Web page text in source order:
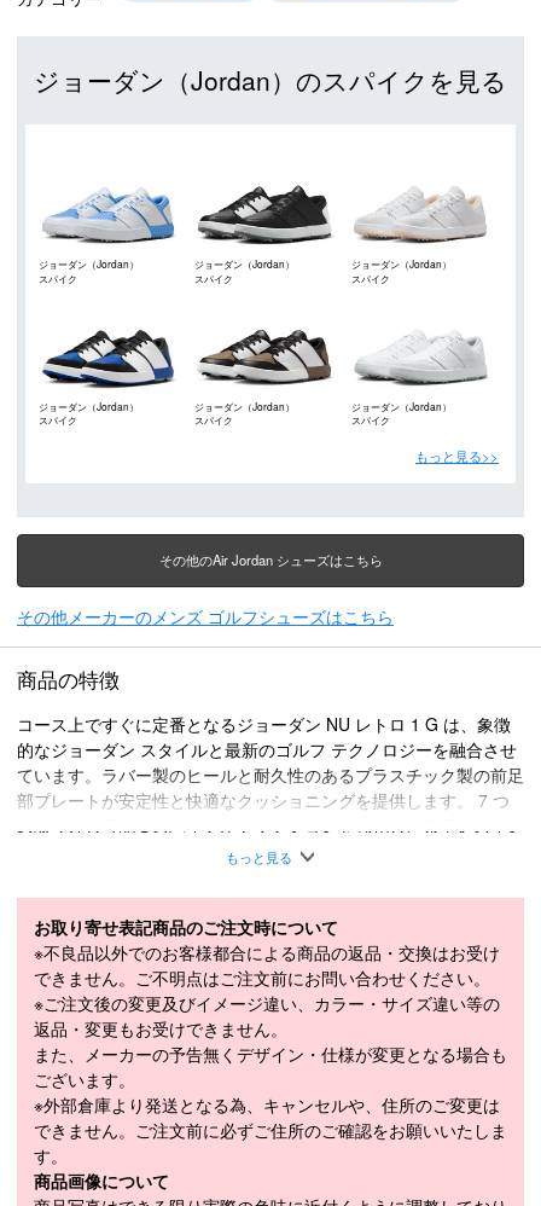
ジョーダン（Jordan）のスパイクを見る
ジョーダン（Jordan）
スパイク
ジョーダン（Jordan）
スパイク
ジョーダン（Jordan）
スパイク
ジョーダン（Jordan）
スパイク
ジョーダン（Jordan）
スパイク
ジョーダン（Jordan）
スパイク
もっと見る>>
その他のAir Jordan シューズはこちら
その他メーカーのメンズ ゴルフシューズはこちら
商品の特徴
コース上ですぐに定番となるジョーダン NU レトロ 1 G は、象徴
的なジョーダン スタイルと最新のゴルフ テクノロジーを融合させ
ています。ラバー製のヒールと耐久性のあるプラスチック製の前足
部プレートが安定性と快適なクッショニングを提供します。 7 つ
の取り外し可能なスパイクがトラクションを強化し、素早いスイン
グやコースのウォーキングに備えます。
わせました。さらに、かかとに Air ユニットを追加し、快適なクッ
ショニングを損なうことなく安定性と剛性を高めました。
優れたグリップ力
オリジナルの AJ1 からインスピレーションを得た 7 つの取り外し
可能なスパイクとセカンダリ トラクションが、ゲームで求められ
るグリップ力を提供します。
滑らかなアッパー
アッパーには本革と合成皮革を組み合わせ、耐久性と構造を強化し
ています。
より快適に
もっと見る
お取り寄せ表記商品のご注文時について
※不良品以外でのお客様都合による商品の返品・交換はお受け
できません。ご不明点はご注文前にお問い合わせください。
※ご注文後の変更及びイメージ違い、カラー・サイズ違い等の
返品・変更もお受けできません。
また、メーカーの予告無くデザイン・仕様が変更となる場合も
ございます。
※外部倉庫より発送となる為、キャンセルや、住所のご変更は
できません。ご注文前に必ずご住所のご確認をお願いいたしま
す。
商品画像について